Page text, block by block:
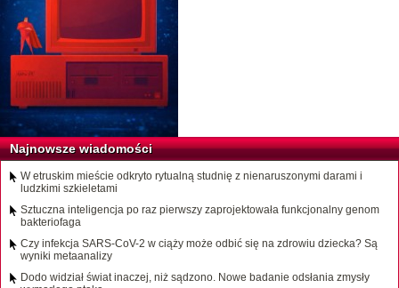
Najnowsze wiadomości
W etruskim mieście odkryto rytualną studnię z nienaruszonymi darami i
ludzkimi szkieletami
Sztuczna inteligencja po raz pierwszy zaprojektowała funkcjonalny genom
bakteriofaga
Czy infekcja SARS-CoV-2 w ciąży może odbić się na zdrowiu dziecka? Są
wyniki metaanalizy
Dodo widział świat inaczej, niż sądzono. Nowe badanie odsłania zmysły